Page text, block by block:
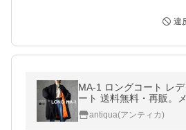
違
MA-1 ロングコート レ
ート 送料無料・再販。
antiqua(アンティカ)